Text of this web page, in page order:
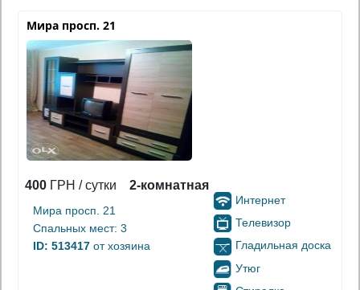
Мира просп. 21
400 ГРН / сутки 2-комнатная
Мира просп. 21
Спальных мест: 3
ID: 513417 от хозяина
Интернет
Телевизор
Гладильная доска
Утюг